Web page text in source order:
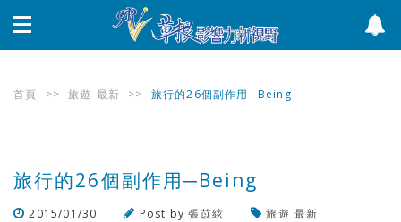
首頁 >> 旅遊 最新 >> 旅行的26個副作用─Being
旅行的26個副作用─Being
2015/01/30 Post by張苡絃 旅遊 最新